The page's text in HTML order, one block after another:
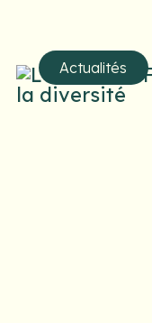
Actualités